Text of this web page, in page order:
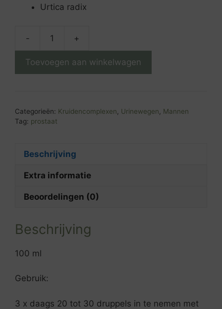
Urtica radix
-
aantal
+
Toevoegen aan winkelwagen
Categorieën: Kruidencomplexen Urinewegen
Mannen
Tag: prostaat
Beschrijving
Extra informatie
Beoordelingen (0)
Beschrijving
100 ml
Gebruik:
3 x daags 20 tot 30 druppels in te nemen met